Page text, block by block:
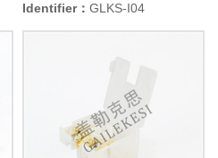
Identifier： GLKS-I04